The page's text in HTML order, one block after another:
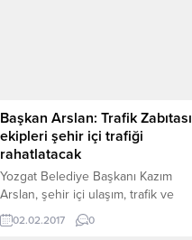
Ekinci’nin yaptırdığı test sonucu...
Başkan Arslan: Trafik Zabıtası
ekipleri şehir içi trafiği
rahatlatacak
Yozgat Belediye Başkanı Kazım
Arslan, şehir içi ulaşım, trafik ve
otoparkın şehrin en önemli
problemlerinden birisi olduğunu
02.02.2017 0